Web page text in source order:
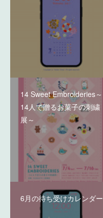
14 Sweet Embroideries～
14人で贈るお菓子の刺繍
展～
6月の待ち受けカレンダー